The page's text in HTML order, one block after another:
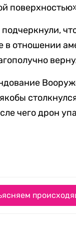
в отношении
чего дрон